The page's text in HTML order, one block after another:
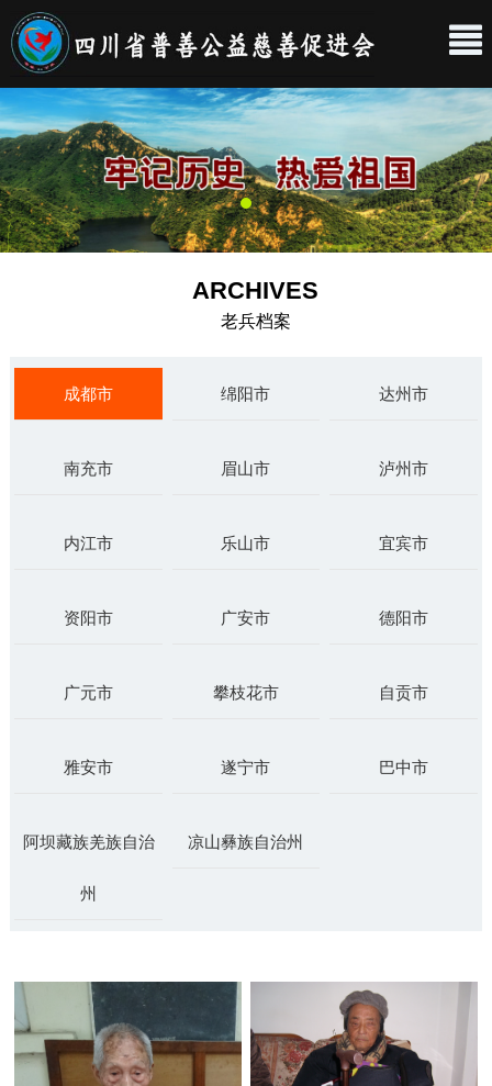
ARCHIVES
老兵档案
成都市 绵阳市 达州市
南充市 眉山市 泸州市
内江市 乐山市 宜宾市
资阳市 广安市 德阳市
广元市 攀枝花市 自贡市
雅安市 遂宁市 巴中市
阿坝藏族羌族自治
州
凉山彝族自治州